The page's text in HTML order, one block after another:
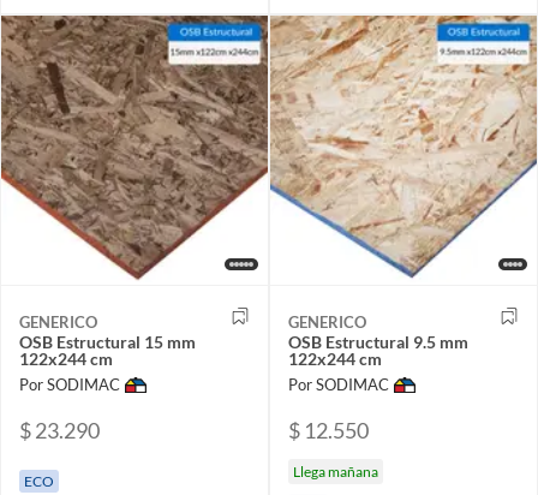
GENERICO
OSB Estructural 15 mm
122x244 cm
Por SODIMAC
$ 23.290
ECO
GENERICO
OSB Estructural 9.5 mm
122x244 cm
Por SODIMAC
$ 12.550
Llega mañana